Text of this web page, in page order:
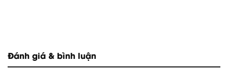
Đánh giá & bình luận